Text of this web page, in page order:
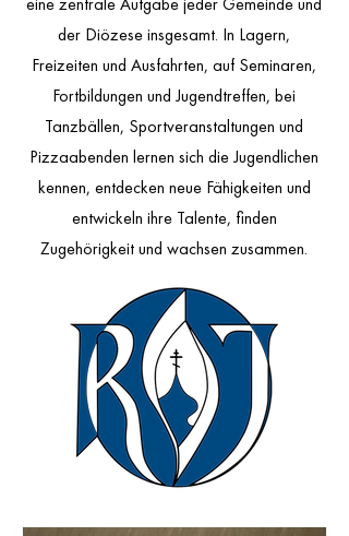
der Diözese insgesamt. In Lagern,
Freizeiten und Ausfahrten, auf Seminaren,
Fortbildungen und Jugendtreffen, bei
Tanzbällen, Sportveranstaltungen und
Pizzaabenden lernen sich die Jugendlichen
kennen, entdecken neue Fähigkeiten und
entwickeln ihre Talente, finden
Zugehörigkeit und wachsen zusammen.